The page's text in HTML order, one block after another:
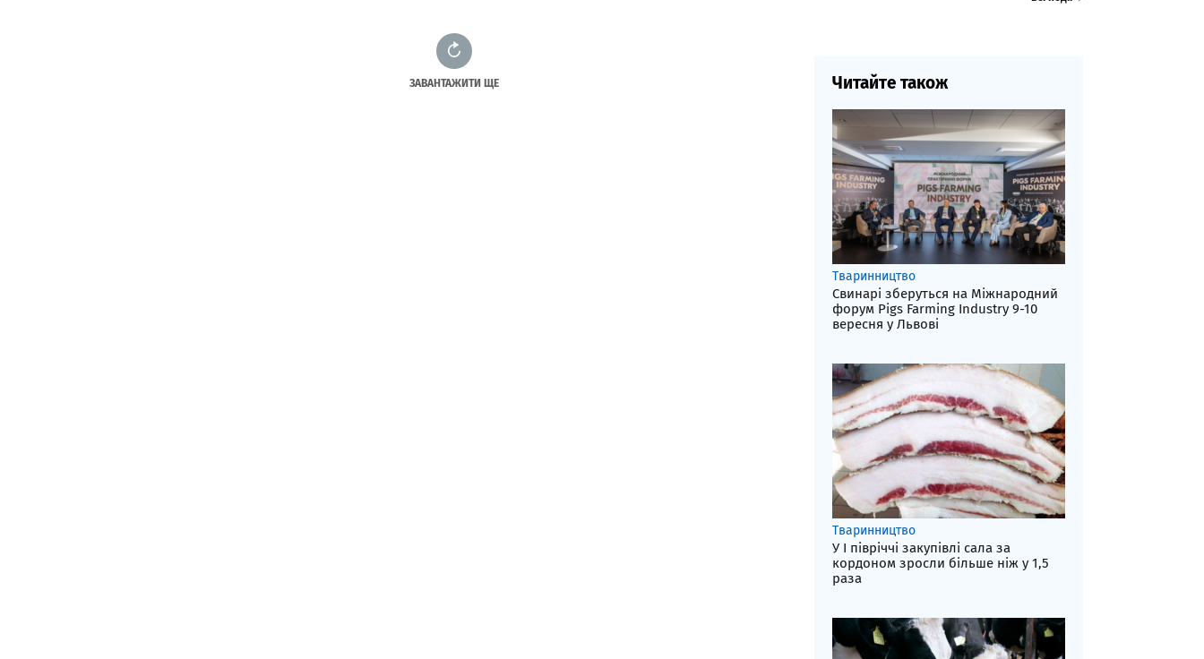
ЗАВАНТАЖИТИ ЩЕ Читайте також
Тваринництво
Свинарі зберуться на Міжнародний
форум Pigs Farming Industry 9-10
вересня у Львові
Тваринництво
У І півріччі закупівлі сала за
кордоном зросли більше ніж у 1,5
раза